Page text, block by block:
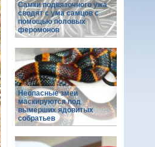
Самки подвязочного ужа
сводят с ума самцов с
помощью половых
феромонов
Неопасные змеи
маскируются под
вымерших ядовитых
собратьев